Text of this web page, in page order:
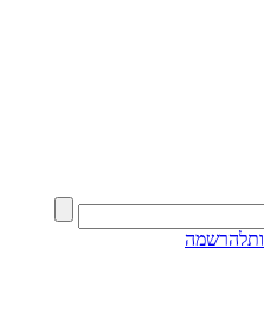
להרשמה